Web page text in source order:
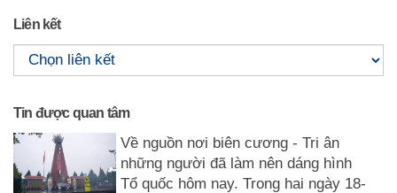
Liên kết
Tin được quan tâm
Về nguồn nơi biên cương - Tri ân
những người đã làm nên dáng hình
Tổ quốc hôm nay. Trong hai ngày 18-